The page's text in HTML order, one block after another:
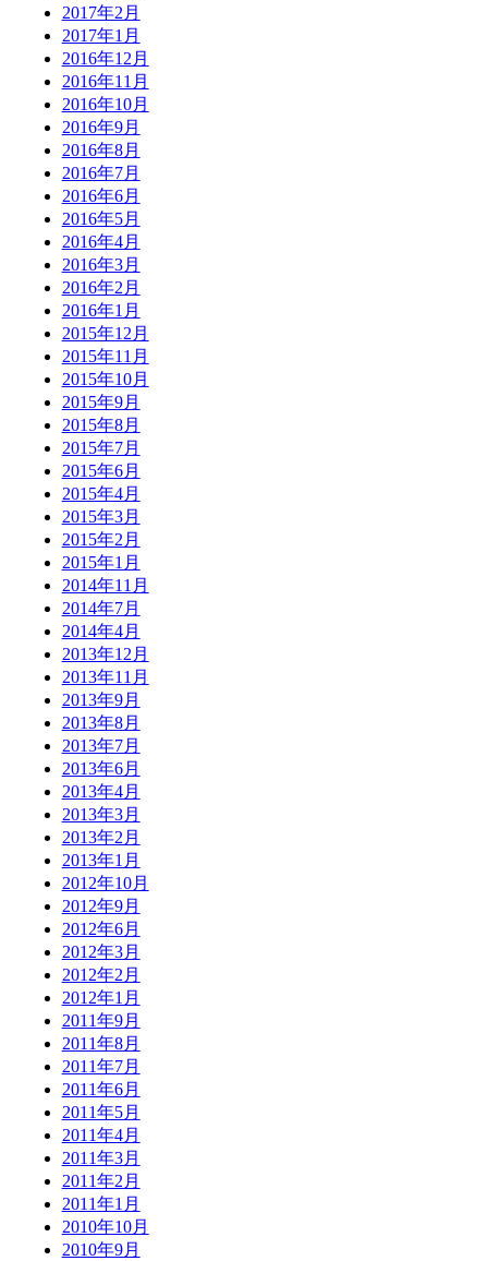
2017年2月
2017年1月
2016年12月
2016年11月
2016年10月
2016年9月
2016年8月
2016年7月
2016年6月
2016年5月
2016年4月
2016年3月
2016年2月
2016年1月
2015年12月
2015年11月
2015年10月
2015年9月
2015年8月
2015年7月
2015年6月
2015年4月
2015年3月
2015年2月
2015年1月
2014年11月
2014年7月
2014年4月
2013年12月
2013年11月
2013年9月
2013年8月
2013年7月
2013年6月
2013年4月
2013年3月
2013年2月
2013年1月
2012年10月
2012年9月
2012年6月
2012年3月
2012年2月
2012年1月
2011年9月
2011年8月
2011年7月
2011年6月
2011年5月
2011年4月
2011年3月
2011年2月
2011年1月
2010年10月
2010年9月